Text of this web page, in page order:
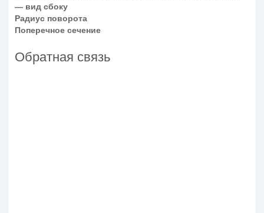
— вид сбоку
Радиус поворота
Поперечное сечение
Обратная связь